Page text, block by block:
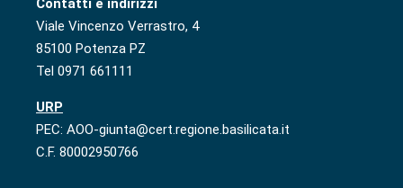
Contatti e indirizzi
Viale Vincenzo Verrastro, 4
85100 Potenza PZ
Tel 0971 661111
URP
PEC: AOO-giunta@cert.regione.basilicata.it
C.F. 80002950766